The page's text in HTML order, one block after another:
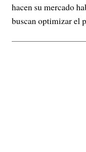
hacen su mercado
buscan optimizar el